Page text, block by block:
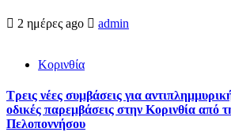
2 ημέρες ago admin
Κορινθία
Τρεις νέες συμβάσεις για
οδικές παρεμβάσεις στην Κορινθία από
Πελοποννήσου